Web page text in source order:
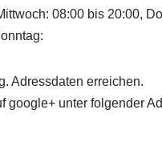
08:00 bis 20:00,
Adressdaten erreichen.
google+ unter folgender